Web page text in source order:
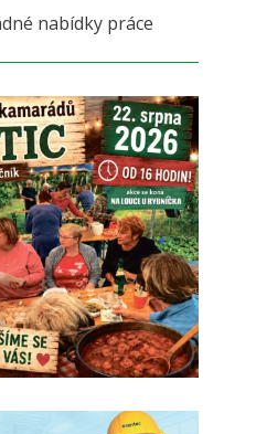
nabídky práce